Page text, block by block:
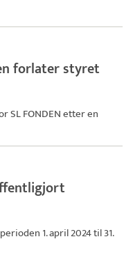
forlater styret
SL FONDENetter en
1. april 2024 til 31.